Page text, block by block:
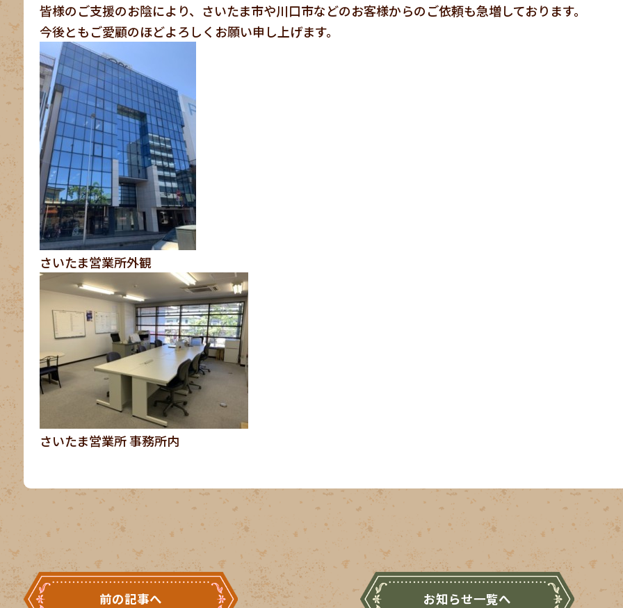
皆様のご支援のお陰により、さいたま市や川口市などのお客様からのご依頼も急増しております。
今後ともご愛顧のほどよろしくお願い申し上げます。
さいたま営業所外観
さいたま営業所 事務所内
前の記事へ お知らせ一覧へ